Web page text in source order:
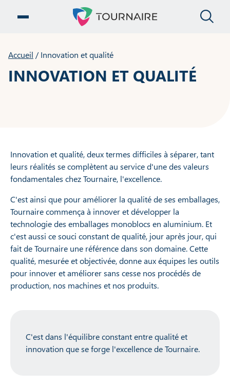
OUVRIR LE MENU
Accueil/Innovation et qualité
INNOVATION ET QUALITÉ
Innovation et qualité, deux termes difficiles à séparer, tant
leurs réalités se complètent au service d'une des valeurs
fondamentales chez Tournaire, l'excellence.
C'est ainsi que pour améliorer la qualité de ses emballages,
Tournaire commença à innover et développer la
technologie des emballages monoblocs en aluminium. Et
c'est aussi ce souci constant de qualité, jour après jour, qui
fait de Tournaire une référence dans son domaine. Cette
qualité, mesurée et objectivée, donne aux équipes les outils
pour innover et améliorer sans cesse nos procédés de
production, nos machines et nos produits.
C'est dans l'équilibre constant entre qualité et
innovation que se forge l'excellence de Tournaire.